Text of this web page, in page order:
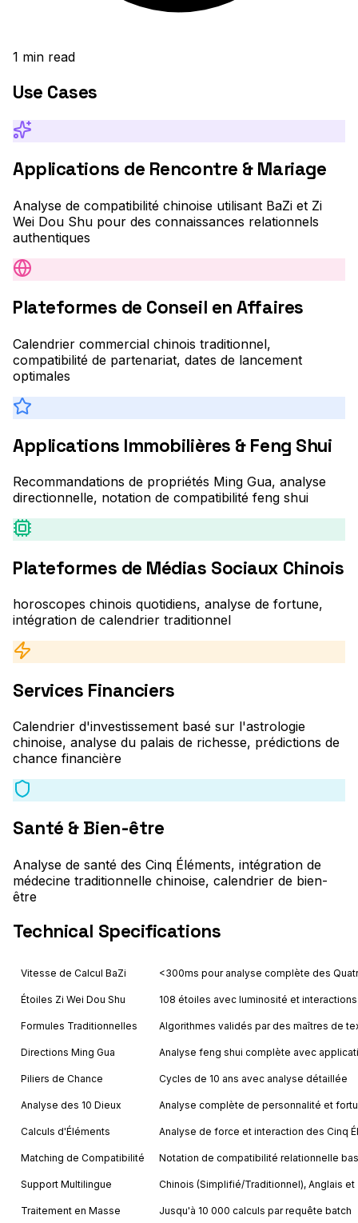
1 min read
Use Cases
Applications de Rencontre & Mariage
Analyse de compatibilité chinoise utilisant BaZi et Zi
Wei Dou Shu pour des connaissances relationnels
authentiques
Plateformes de Conseil en Affaires
Calendrier commercial chinois traditionnel,
compatibilité de partenariat, dates de lancement
optimales
Applications Immobilières & Feng Shui
Recommandations de propriétés Ming Gua, analyse
directionnelle, notation de compatibilité feng shui
Plateformes de Médias Sociaux Chinois
horoscopes chinois quotidiens, analyse de fortune,
intégration de calendrier traditionnel
Services Financiers
Calendrier d'investissement basé sur l'astrologie
chinoise, analyse du palais de richesse, prédictions de
chance financière
Santé & Bien-être
Analyse de santé des Cinq Éléments, intégration de
médecine traditionnelle chinoise, calendrier de bien-
être
Technical Specifications
Vitesse de Calcul BaZi <300ms pour analyse complète des
Étoiles Zi Wei Dou Shu 108 étoiles avec luminosité et
Formules Traditionnelles Algorithmes validés par des maîtres de
Directions Ming Gua Analyse feng shui complète avec
Piliers de Chance Cycles de 10 ans avec analyse détaillée
Analyse des 10 Dieux Analyse complète de personnalité et
Calculs d'Éléments Analyse de force et interaction des Cinq
Matching de Compatibilité Notation de compatibilité relationnelle
Support Multilingue Chinois (Simplifié/Traditionnel), Anglais
Traitement en Masse Jusqu'à 10 000 calculs par requête batch